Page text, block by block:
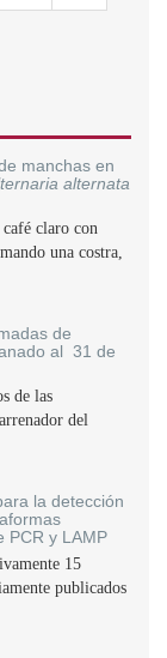
manchas en
alternata
café claro con
una costra,
de
al 31 de
de las
del
la detección
PCR y LAMP
15
publicados